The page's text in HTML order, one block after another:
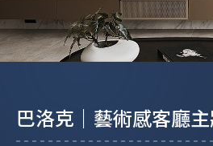
巴洛克｜藝術感客廳